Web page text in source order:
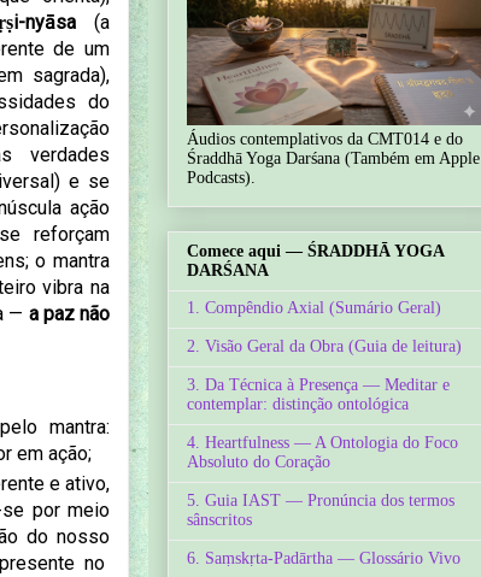
nyāsa(a
de um
sagrada),
do
verdades
e se
ação
reforçam
o mantra
vibra na
— a paz não
mantra:
em ação;
e ativo,
se por meio
do nosso
no
Áudios contemplativos da CMT014 e do
Śraddhā Yoga Darśana (Também em Apple
Podcasts).
Comece aqui — ŚRADDHĀ YOGA
DARŚANA
1. Compêndio Axial (Sumário Geral)
2. Visão Geral da Obra (Guia de leitura)
3. Da Técnica à Presença — Meditar e
contemplar: distinção ontológica
4. Heartfulness — A Ontologia do Foco
Absoluto do Coração
5. Guia IAST — Pronúncia dos termos
sânscritos
6. Saṃskṛta-Padārtha — Glossário Vivo